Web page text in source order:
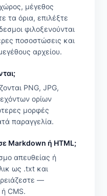
μέγεθος
τα όρια, επιλέξτε
φιλοξενούνται
ποσοστώσεις και
αρχείου.
PNG, JPG,
ορίων
μορφές
παραγγελία.
Markdown ή HTML;
απευθείας ή
ως .txt και
—
CMS.